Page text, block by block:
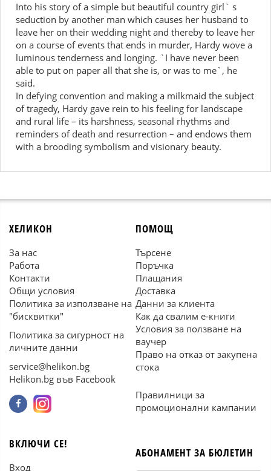
Into his story of a simple but beautiful country girl` s
seduction by another man which causes her husband to
leave her on their wedding night and thereby to leave her
on a course of events that ends in murder, Hardy wove a
luminous tenderness and longing. `I have never been
able to put on paper all that she is, or was to me`, he
said.
In defying convention and making a milkmaid the subject
of tragedy, Hardy gave rein to his feeling for landscape
and rural life – its harshness, seasonal rhythms and
reminders of death and resurrection – and endows them
with a brooding symbolism and visionary beauty.
ХЕЛИКОН
За нас
Работа
Контакти
Общи условия
Политика за използване на
"бисквитки"
Политика за сигурност на
личните данни
service@helikon.bg
Helikon.bg във Facebook
ПОМОЩ
Търсене
Поръчка
Плащания
Доставка
Данни за клиента
Как да свалим е-книги
Условия за ползване на
ваучер
Право на отказ от закупена
стока
Правилници за
промоционални кампании
ВКЛЮЧИ СЕ!
Вход
АБОНАМЕНТ ЗА БЮЛЕТИН